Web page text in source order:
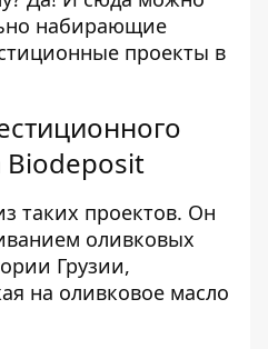
набирающие
проекты в
Biodeposit
таких проектов. Он
оливковых
Грузии,
на оливковое масло